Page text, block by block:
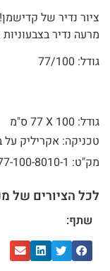
ציור נדיר של קדישמן!
מרעה נדיר
גודל: 77/100
גודל: 100 X
77 ס"מ
טכניקה: אקריליק על
מק"ט: 1-77-100-8010-1
לכל הציורים של
שתף: